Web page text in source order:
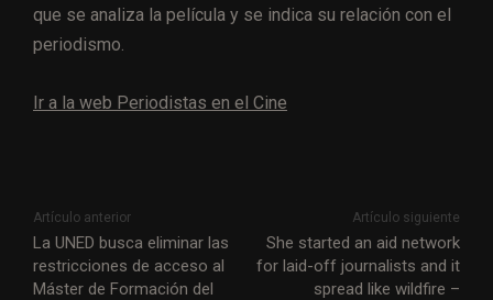
que se analiza la película y se indica su relación con el
periodismo.
Ir a la web Periodistas en el Cine
Artículo anterior
La UNED busca eliminar las
restricciones de acceso al
Máster de Formación del
Artículo siguiente
She started an aid network
for laid-off journalists and it
spread like wildfire –